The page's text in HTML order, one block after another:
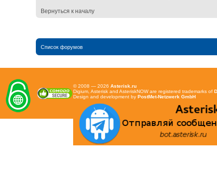
Вернуться к началу
Список форумов
© 2008 — 2026 Asterisk.ru
Digium, Asterisk and AsteriskNOW are registered trademarks of
Design and development by PostMet-Netzwerk GmbH